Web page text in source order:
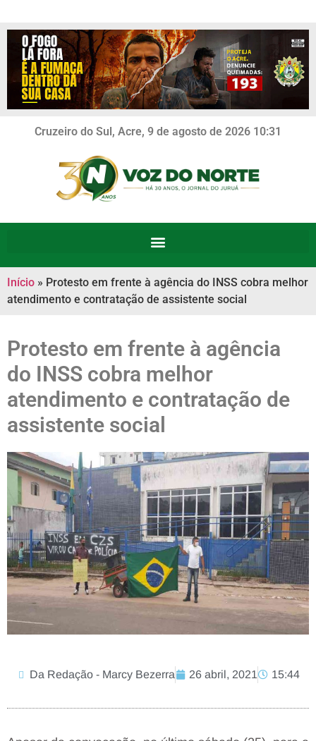
Cruzeiro do Sul, Acre, 9 de agosto de 2026 10:31
Início » Protesto em frente à agência do INSS cobra melhor
atendimento e contratação de assistente social
Protesto em frente à agência
do INSS cobra melhor
atendimento e contratação de
assistente social
Da Redação - Marcy Bezerra 26 abril, 2021 15:44